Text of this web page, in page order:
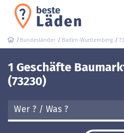
Bundesländer Baden-Württemberg
1 Geschäfte
(73230)